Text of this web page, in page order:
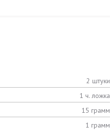
2 штуки
1 ч. ложка
15 грамм
1 грамм